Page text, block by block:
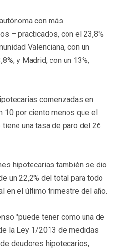
con más
– practicados, con el 23,8%
Valenciana, con un
y Madrid, con un 13%,
comenzadas en
10 por ciento menos que el
tiene una tasa de paro del 26
hipotecarias también se dio
un 22,2% del total para todo
en el último trimestre del año.
"puede tener como una de
la Ley 1/2013 de medidas
deudores hipotecarios,